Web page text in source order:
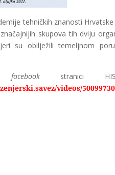
tehničkih znanosti
skupova tih dviju
su obilježili temeljnom
facebook stranici
videos/